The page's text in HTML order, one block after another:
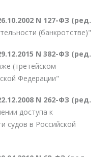
N 127-ФЗ (ред.
(банкротстве)"
N 382-ФЗ (ред.
(третейском
Федерации"
N 262-ФЗ (ред.
доступа к
судов в Российской